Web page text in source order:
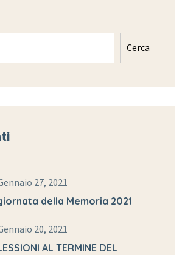
Cerca
27, 2021
della Memoria 2021
20, 2021
AL TERMINE DEL